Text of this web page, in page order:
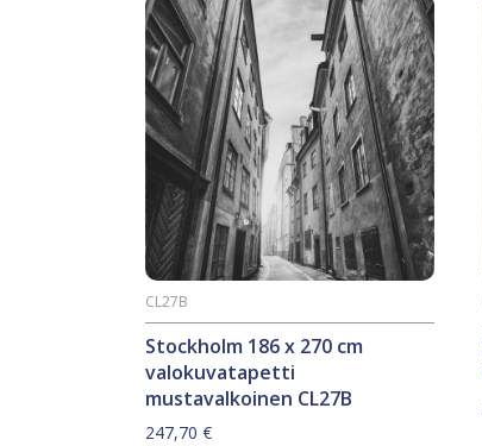
Stockholm 186 x 270 cm
valokuvatapetti
mustavalkoinen CL27B
CL27B
247,70 €